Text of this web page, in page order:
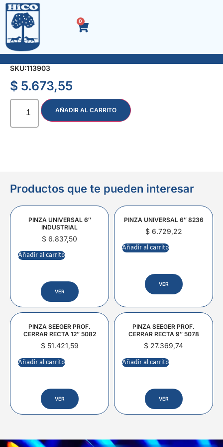
0
SELLADOR SILICONA x 280 ml. BLANCO RAPTOR
SKU:113903
$ 5.673,55
AÑADIR AL CARRITO
Productos que te pueden interesar
PINZA UNIVERSAL 6″
INDUSTRIAL
$ 6.837,50
Añadir al carrito
VER
PINZA UNIVERSAL 6″ 8236
$6.729,22
Añadir al carrito
VER
PINZA SEEGER PROF.
CERRAR RECTA 12″ 5082
$51.421,59
Añadir al carrito
VER
PINZA SEEGER PROF.
CERRAR RECTA 9″ 5078
$ 27.369,74
Añadir al carrito
VER